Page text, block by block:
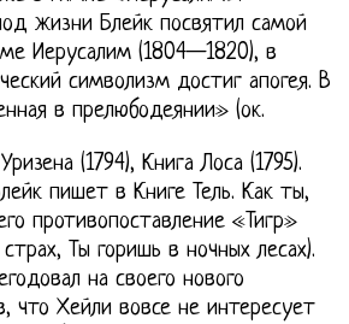
жизни Блейк посвятил самой
Иерусалим (1804—1820), в
символизм достиг апогея. В
в прелюбодеянии» (ок.
(1794), Книга Лоса (1795).
пишет в Книге Тель. Как ты,
противопоставление «Тигр»
Ты горишь в ночных лесах).
на своего нового
что Хейли вовсе не интересует